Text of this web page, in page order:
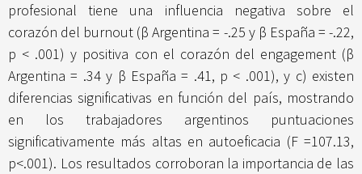
profesional tiene una influencia negativa sobre el
corazón del burnout (β Argentina = -.25 y β España = -.22,
p < .001) y positiva con el corazón del engagement (β
Argentina = .34 y β España = .41, p < .001), y c) existen
diferencias significativas en función del país, mostrando
en los trabajadores argentinos puntuaciones
significativamente más altas en autoeficacia (F =107.13,
p<.001). Los resultados corroboran la importancia de las